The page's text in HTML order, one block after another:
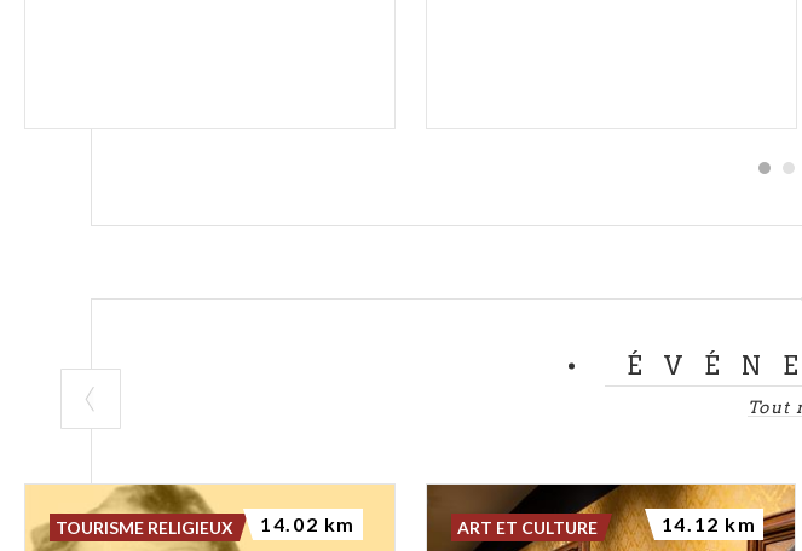
Tout
TOURISME RELIGIEUX 14.02 km ART ET CULTURE 14.12 km